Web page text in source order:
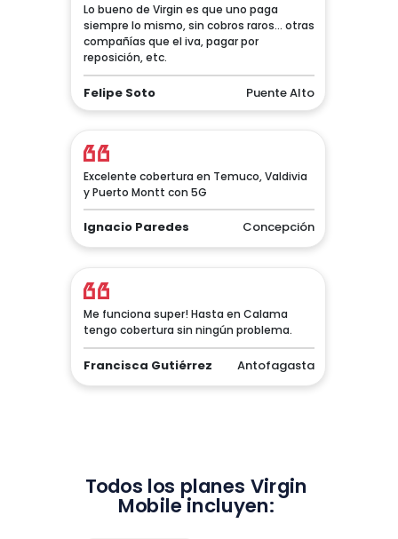
Todos los planes Virgin
Mobile incluyen:
Lo bueno de Virgin es que uno paga
siempre lo mismo, sin cobros raros... otras
compañías que el iva, pagar por
reposición, etc.
Felipe Soto Puente Alto
Excelente cobertura en Temuco, Valdivia
y Puerto Montt con 5G
Ignacio Paredes Concepción
Me funciona super! Hasta en Calama
tengo cobertura sin ningún problema.
Francisca Gutiérrez Antofagasta